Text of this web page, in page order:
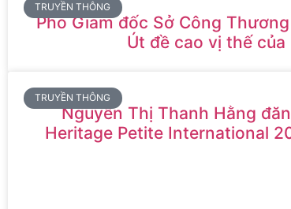
TRUYỀN THÔNG
Phó Giám đốc Sở Công Thương
Út đề cao vị thế của
TRUYỀN THÔNG
Nguyễn Thị Thanh Hằng
Heritage Petite International